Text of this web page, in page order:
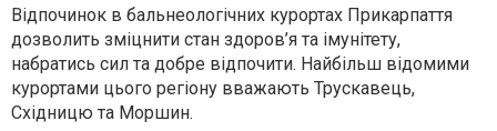
Відпочинок в бальнеологічних курортах Прикарпаття
дозволить зміцнити стан здоров’я та імунітету,
набратись сил та добре відпочити. Найбільш відомими
курортами цього регіону вважають Трускавець,
Східницю та Моршин.